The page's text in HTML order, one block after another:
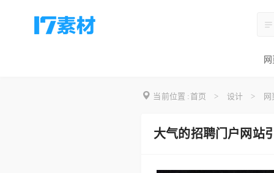
当前位置 :首页 > 设计 > 网
大气的招聘门户网站